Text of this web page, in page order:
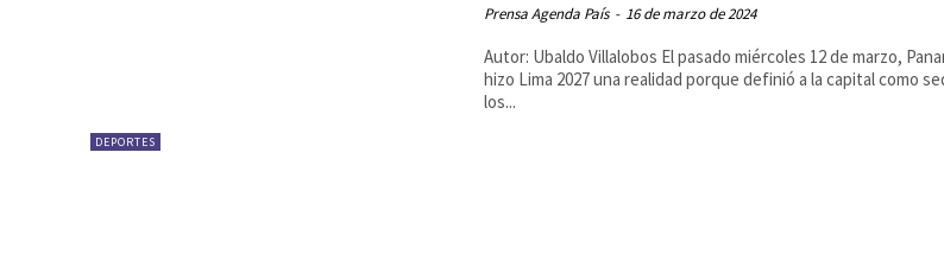
DEPORTES
Prensa Agenda País - 16 de marzo de 2024
Autor: Ubaldo Villalobos El pasado miércoles 12 de marzo, Panam Sports
hizo Lima 2027 una realidad porque definió a la capital como
los...